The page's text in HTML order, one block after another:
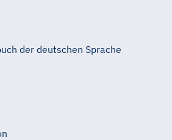
der deutschen Sprache